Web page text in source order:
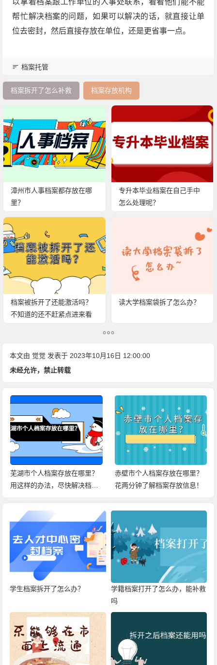
以拿着档案跟工作单位的人事处联系，看看他们能不能
帮忙解决档案的问题，如果可以解决的话，就直接让单
位去密封，然后直接存放在单位，还是更省事一点。
档案托管
档案拆开了怎么补救 档案存放机构
漳州市人事档案都存放在哪
里？
专升本毕业档案在自己手中
怎么处理呢？
档案被拆开了还能激活吗？
不知道的还不赶紧点进来看
读大学档案袋拆了怎么办？
本文由 觉觉 发表于 2023年10月16日 12:00:00
未经允许，禁止转载
芜湖市个人档案存放在哪里？
用这样的办法，尽快解决档案
赤壁市个人档案存放在哪里？
花两分钟了解档案存放信息！
学生档案拆开了怎么办？
学籍档案打开了怎么办，能补救
吗